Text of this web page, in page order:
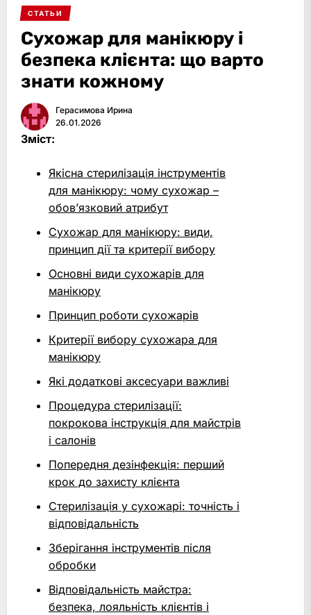
СТАТЬИ
Сухожар для манікюру і
безпека клієнта: що варто
знати кожному
Герасимова Ирина
26.01.2026
Зміст:
Якісна стерилізація інструментів
для манікюру: чому сухожар –
обов’язковий атрибут
Сухожар для манікюру: види,
принцип дії та критерії вибору
Основні види сухожарів для
манікюру
Принцип роботи сухожарів
Критерії вибору сухожара для
манікюру
Які додаткові аксесуари важливі
Процедура стерилізації:
покрокова інструкція для майстрів
і салонів
Попередня дезінфекція: перший
крок до захисту клієнта
Стерилізація у сухожарі: точність і
відповідальність
Зберігання інструментів після
обробки
Відповідальність майстра:
безпека, лояльність клієнтів і